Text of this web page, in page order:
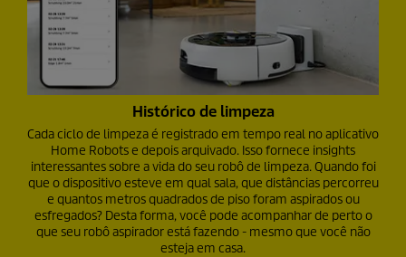
Histórico de limpeza
Cada ciclo de limpeza é registrado em tempo real no aplicativo
Home Robots e depois arquivado. Isso fornece insights
interessantes sobre a vida do seu robô de limpeza. Quando foi
que o dispositivo esteve em qual sala, que distâncias percorreu
e quantos metros quadrados de piso foram aspirados ou
esfregados? Desta forma, você pode acompanhar de perto o
que seu robô aspirador está fazendo - mesmo que você não
esteja em casa.